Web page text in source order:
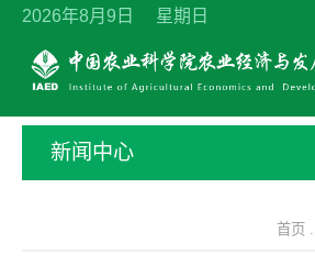
2026年8月9日 星期日
新闻中心
首页 .